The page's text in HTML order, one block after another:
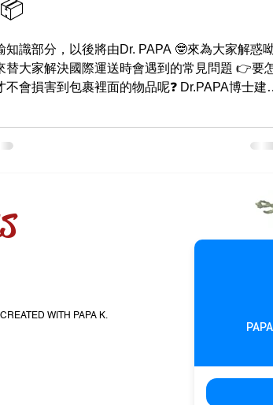
知識部分，以後將由Dr. PAPA 🤓來為大家解惑
替大家解決國際運送時會遇到的常見問題 👉要
不會損害到包裹裡面的物品呢❓ Dr.PAPA博士建
WITH PAPA K.